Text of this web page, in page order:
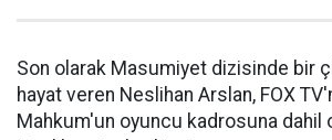
Son olarak Masumiyet dizisinde bir
hayat veren Neslihan Arslan, FOX
Mahkum'un oyuncu kadrosuna dahil